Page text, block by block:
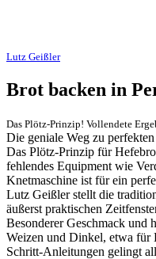
Lutz Geißler
Brot backen in
Das Plötz-Prinzip! Vollendete
Die geniale Weg zu
Das Plötz-Prinzip für
fehlendes Equipment wie
Knetmaschine ist für ein
Lutz Geißler stellt die
äußerst praktischen
Besonderer Geschmack und
Weizen und Dinkel, etwa für
Schritt-Anleitungen gelingt